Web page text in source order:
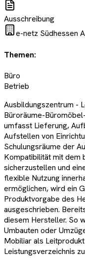
Ausschreibung
e-netz Südhessen
Themen:
Büro
Betrieb
Ausbildungszentrum -
Büroräume-
umfasst Lieferung,
Aufstellen von
Schulungsräume der
Kompatibilität mit dem
sicherzustellen und
flexible Nutzung
ermöglichen, wird ein
Produktvorgabe des
ausgeschrieben.
diesem Hersteller. So
Umbauten oder
Mobiliar als
Leistungsverzeichnis